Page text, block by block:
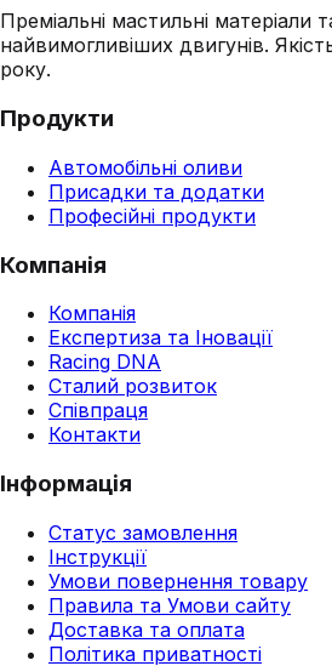
Преміальні мастильні матеріали
найвимогливіших двигунів.
року.
Продукти
Автомобільні оливи
Присадки та додатки
Професійні продукти
Компанія
Компанія
Експертиза та Іновації
Racing DNA
Сталий розвиток
Співпраця
Контакти
Інформація
Статус замовлення
Інструкції
Умови повернення товару
Правила та Умови сайту
Доставка та оплата
Політика приватності